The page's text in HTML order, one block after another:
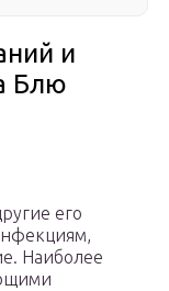
и
Блю
его
Наиболее